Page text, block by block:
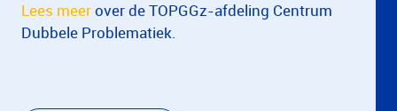
Lees meerover de TOPGGz-afdeling Centrum
Dubbele Problematiek.